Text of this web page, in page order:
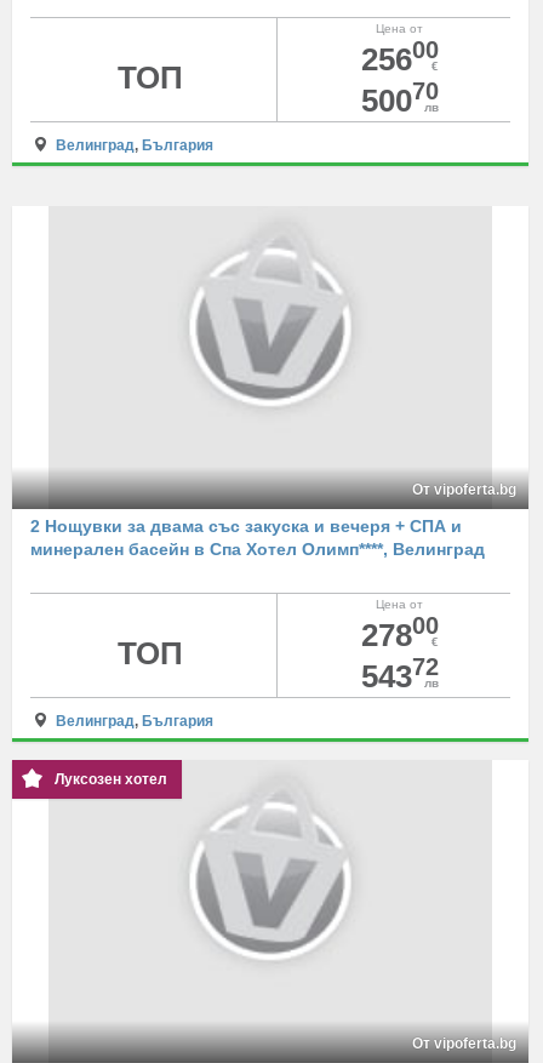
Цена от
25600
€
50070
лв
ТОП
Велинград, България
От vipoferta.bg
2 Нощувки за двама със закуска и вечеря + СПА и
минерален басейн в Спа Хотел Олимп****, Велинград
Цена от
27800
€
54372
лв
ТОП
Велинград, България
Луксозен хотел
От vipoferta.bg